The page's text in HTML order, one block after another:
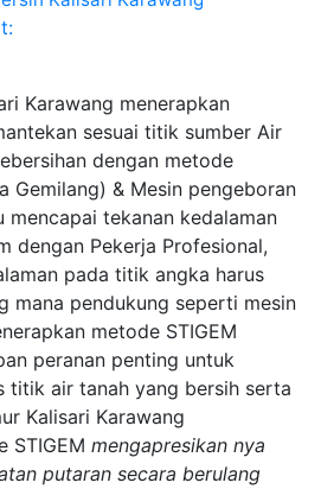
Karawang menerapkan
sesuai titik sumber Air
dengan metode
Gemilang) & Mesin pengeboran
mencapai tekanan kedalaman
dengan Pekerja Profesional,
pada titik angka harus
mana pendukung seperti mesin
metode STIGEM
peranan penting untuk
titik air tanah yang bersih serta
Kalisari Karawang
STIGEM mengapresikan nya
putaran secara berulang